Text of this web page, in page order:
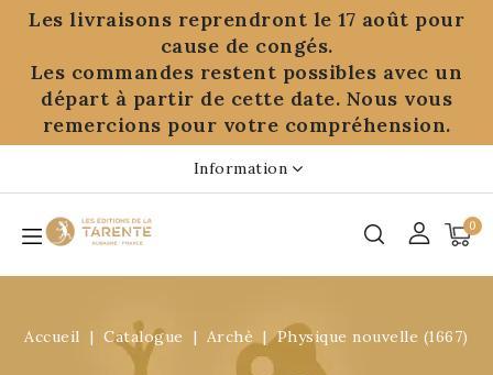
Les livraisons reprendront le 17 août pour
cause de congés.
Les commandes restent possibles avec un
départ à partir de cette date. Nous vous
remercions pour votre compréhension.
Information
0
Accueil Catalogue Archè Physique nouvelle (1667)
Panneau de gestion des cookies